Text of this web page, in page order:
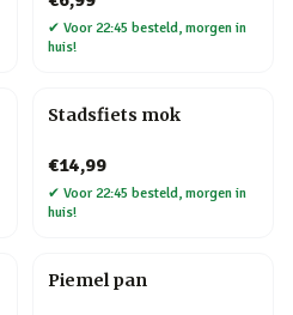
✔ Voor 22:45 besteld, morgen in
huis!
Stadsfiets mok
€14,99
✔ Voor 22:45 besteld, morgen in
huis!
Piemel pan